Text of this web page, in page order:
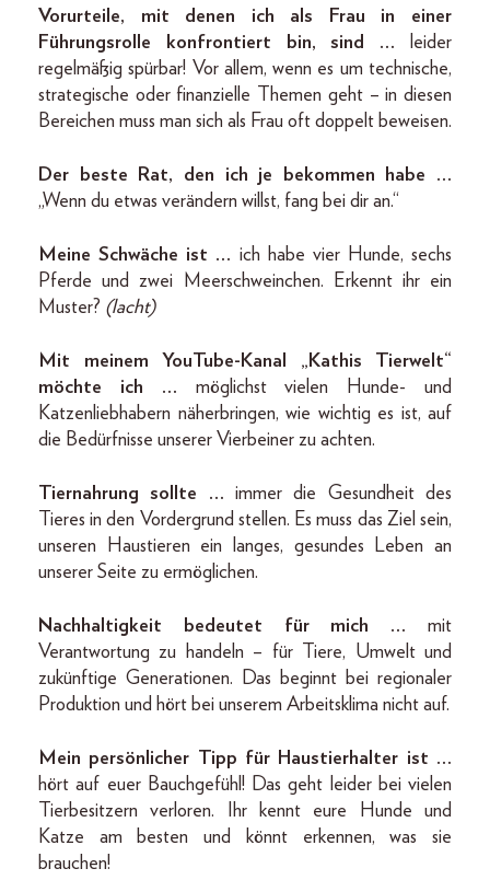
Vorurteile, mit denen ich als Frau in einer
Führungsrolle konfrontiert bin, sind … leider
regelmäßig spürbar! Vor allem, wenn es um technische,
strategische oder finanzielle Themen geht – in diesen
Bereichen muss man sich als Frau oft doppelt beweisen.
Der beste Rat, den ich je bekommen habe …
„Wenn du etwas verändern willst, fang bei dir an.“
Meine Schwäche ist … ich habe vier Hunde, sechs
Pferde und zwei Meerschweinchen. Erkennt ihr ein
Muster? (lacht)
Mit meinem YouTube-Kanal „Kathis Tierwelt“
möchte ich … möglichst vielen Hunde- und
Katzenliebhabern näherbringen, wie wichtig es ist, auf
die Bedürfnisse unserer Vierbeiner zu achten.
Tiernahrung sollte … immer die Gesundheit des
Tieres in den Vordergrund stellen. Es muss das Ziel sein,
unseren Haustieren ein langes, gesundes Leben an
unserer Seite zu ermöglichen.
Nachhaltigkeit bedeutet für mich … mit
Verantwortung zu handeln – für Tiere, Umwelt und
zukünftige Generationen. Das beginnt bei regionaler
Produktion und hört bei unserem Arbeitsklima nicht auf.
Mein persönlicher Tipp für Haustierhalter ist …
hört auf euer Bauchgefühl! Das geht leider bei vielen
Tierbesitzern verloren. Ihr kennt eure Hunde und
Katze am besten und könnt erkennen, was sie
brauchen!